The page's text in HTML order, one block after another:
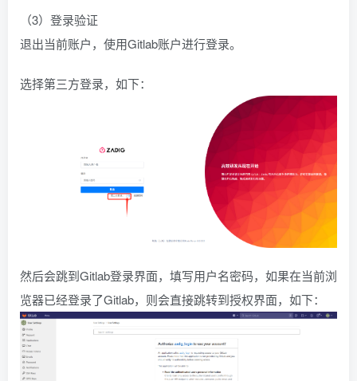
（3）登录验证
退出当前账户，使用Gitlab账户进行登录。
选择第三方登录，如下：
然后会跳到Gitlab登录界面，填写用户名密码，如果在当前浏
览器已经登录了Gitlab，则会直接跳转到授权界面，如下：